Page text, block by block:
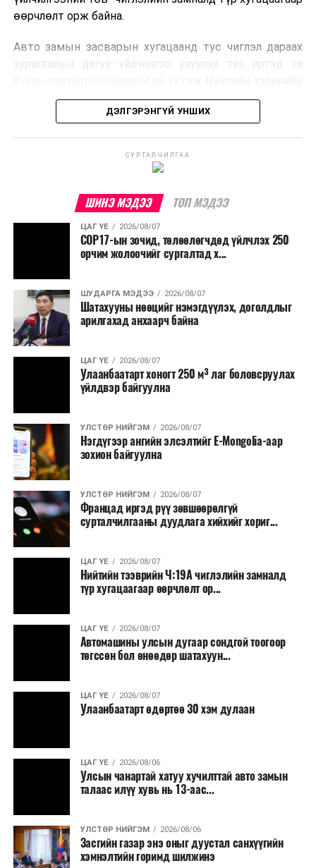
боловсруулах үйлдвэрүүдээр дулаан, цахилгаан
Ийнхүү лаг хатаах, шатаах технологийг лагийн
улсад өргөн ашиглаж байна.
өөрчлөлт орж байна.
Авто замын засварын хугацаанд тус чиглэл дараах
зураглалын дагуу үйлчилгээ үзүүлэх тул иргэд та
бодлогын газраас мэдээллээ.
ДЭЛГЭРЭНГҮЙ УНШИХ
СУРТАЛЧИЛГАА
ШИНЭ МЭДЭЭ ТОП МЭДЭЭ
ЦАГ ҮЕ 2026/08/07
COP17-ын зочид, төлөөлөгчдөд үйлчлэх 250
орчим жолоочийг сургалтад х...
ШУДАРГА МЭДЭЭ 2026/08/07
Шатахууны нөөцийг нэмэгдүүлэх, доголдлыг
арилгахад анхаарч байна
ЦАГ ҮЕ 2026/08/07
Улаанбаатарт хоногт 250 м³ лаг боловсруулах
үйлдвэр байгуулна
УЛСТӨР НИЙГЭМ 2026/08/07
Нэгдүгээр ангийн элсэлтийг E-Mongolia-аар
зохион байгуулна
УЛСТӨР НИЙГЭМ 2026/08/07
Францад иргэд рүү зөвшөөрөлгүй
сурталчилгааны дуудлага хийхийг хориг...
ЦАГ ҮЕ 2026/08/07
Нийтийн тээврийн Ч:19А чиглэлийн замналд
түр хугацаагаар өөрчлөлт ор...
ЦАГ ҮЕ 2026/08/07
Автомашины улсын дугаар сондгой тоогоор
төгссөн бол өнөөдөр шатахуун...
ЦАГ ҮЕ 2026/08/07
Улаанбаатарт өдөртөө 30 хэм дулаан
ЦАГ ҮЕ 2026/08/06
Улсын чанартай хатуу хучилттай авто замын
талаас илүү хувь нь 13-аас...
УЛСТӨР НИЙГЭМ 2026/08/06
Засгийн газар энэ оныг дуустал санхүүгийн
хэмнэлтийн горимд шилжинэ